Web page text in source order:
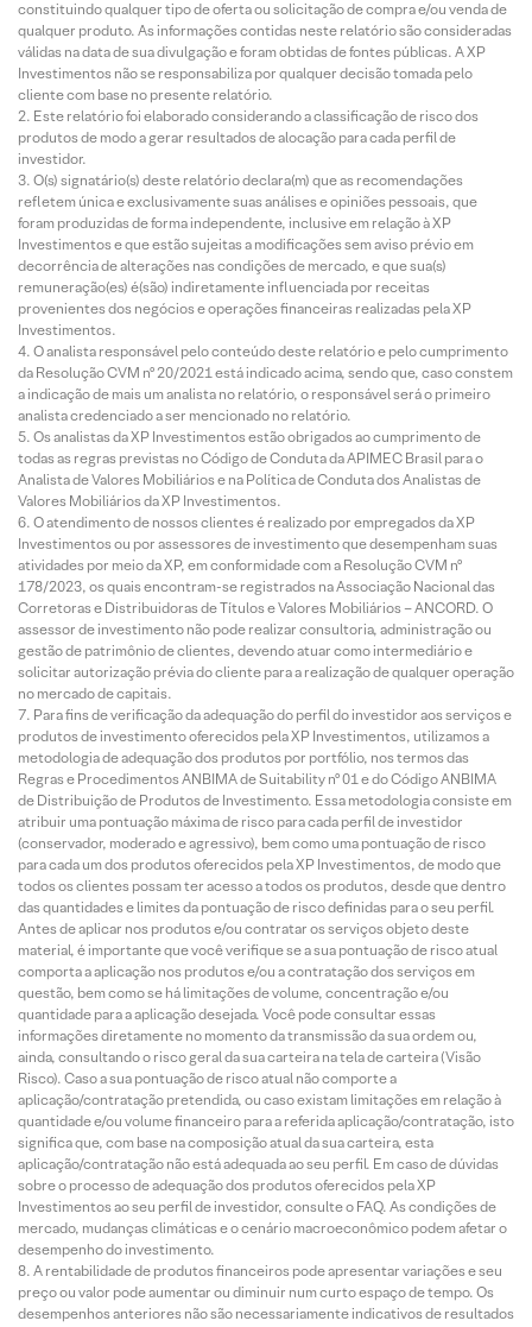
constituindo qualquer tipo de oferta ou solicitação de compra e/ou venda de
qualquer produto. As informações contidas neste relatório são consideradas
válidas na data de sua divulgação e foram obtidas de fontes públicas. A XP
Investimentos não se responsabiliza por qualquer decisão tomada pelo
cliente com base no presente relatório.
Este relatório foi elaborado considerando a classificação de risco dos
produtos de modo a gerar resultados de alocação para cada perfil de
investidor.
O(s) signatário(s) deste relatório declara(m) que as recomendações
refletem única e exclusivamente suas análises e opiniões pessoais, que
foram produzidas de forma independente, inclusive em relação à XP
Investimentos e que estão sujeitas a modificações sem aviso prévio em
decorrência de alterações nas condições de mercado, e que sua(s)
remuneração(es) é(são) indiretamente influenciada por receitas
provenientes dos negócios e operações financeiras realizadas pela XP
Investimentos.
O analista responsável pelo conteúdo deste relatório e pelo cumprimento
da Resolução CVM nº 20/2021 está indicado acima, sendo que, caso constem
a indicação de mais um analista no relatório, o responsável será o primeiro
analista credenciado a ser mencionado no relatório.
Os analistas da XP Investimentos estão obrigados ao cumprimento de
todas as regras previstas no Código de Conduta da APIMEC Brasil para o
Analista de Valores Mobiliários e na Política de Conduta dos Analistas de
Valores Mobiliários da XP Investimentos.
O atendimento de nossos clientes é realizado por empregados da XP
Investimentos ou por assessores de investimento que desempenham suas
atividades por meio da XP, em conformidade com a Resolução CVM nº
178/2023, os quais encontram-se registrados na Associação Nacional das
Corretoras e Distribuidoras de Títulos e Valores Mobiliários – ANCORD. O
assessor de investimento não pode realizar consultoria, administração ou
gestão de patrimônio de clientes, devendo atuar como intermediário e
solicitar autorização prévia do cliente para a realização de qualquer operação
no mercado de capitais.
Para fins de verificação da adequação do perfil do investidor aos serviços e
produtos de investimento oferecidos pela XP Investimentos, utilizamos a
metodologia de adequação dos produtos por portfólio, nos termos das
Regras e Procedimentos ANBIMA de Suitability nº 01 e do Código ANBIMA
de Distribuição de Produtos de Investimento. Essa metodologia consiste em
atribuir uma pontuação máxima de risco para cada perfil de investidor
(conservador, moderado e agressivo), bem como uma pontuação de risco
para cada um dos produtos oferecidos pela XP Investimentos, de modo que
todos os clientes possam ter acesso a todos os produtos, desde que dentro
das quantidades e limites da pontuação de risco definidas para o seu perfil.
Antes de aplicar nos produtos e/ou contratar os serviços objeto deste
material, é importante que você verifique se a sua pontuação de risco atual
comporta a aplicação nos produtos e/ou a contratação dos serviços em
questão, bem como se há limitações de volume, concentração e/ou
quantidade para a aplicação desejada. Você pode consultar essas
informações diretamente no momento da transmissão da sua ordem ou,
ainda, consultando o risco geral da sua carteira na tela de carteira (Visão
Risco). Caso a sua pontuação de risco atual não comporte a
aplicação/contratação pretendida, ou caso existam limitações em relação à
quantidade e/ou volume financeiro para a referida aplicação/contratação, isto
significa que, com base na composição atual da sua carteira, esta
aplicação/contratação não está adequada ao seu perfil. Em caso de dúvidas
sobre o processo de adequação dos produtos oferecidos pela XP
Investimentos ao seu perfil de investidor, consulte o FAQ. As condições de
mercado, mudanças climáticas e o cenário macroeconômico podem afetar o
desempenho do investimento.
A rentabilidade de produtos financeiros pode apresentar variações e seu
preço ou valor pode aumentar ou diminuir num curto espaço de tempo. Os
desempenhos anteriores não são necessariamente indicativos de resultados